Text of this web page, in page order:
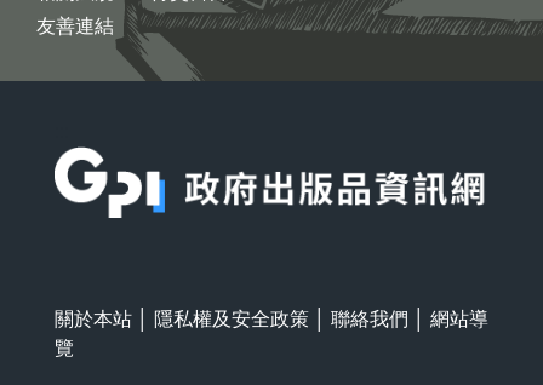
友善連結
關於本站 隱私權及安全政策 聯絡我們
網站導
覽